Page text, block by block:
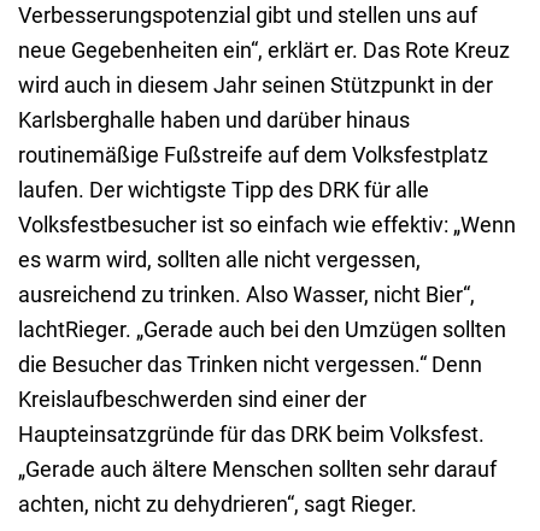
Verbesserungspotenzial gibt und stellen uns auf
neue Gegebenheiten ein“, erklärt er. Das Rote Kreuz
wird auch in diesem Jahr seinen Stützpunkt in der
Karlsberghalle haben und darüber hinaus
routinemäßige Fußstreife auf dem Volksfestplatz
laufen. Der wichtigste Tipp des DRK für alle
Volksfestbesucher ist so einfach wie effektiv: „Wenn
es warm wird, sollten alle nicht vergessen,
ausreichend zu trinken. Also Wasser, nicht Bier“,
lachtRieger. „Gerade auch bei den Umzügen sollten
die Besucher das Trinken nicht vergessen.“ Denn
Kreislaufbeschwerden sind einer der
Haupteinsatzgründe für das DRK beim Volksfest.
„Gerade auch ältere Menschen sollten sehr darauf
achten, nicht zu dehydrieren“, sagt Rieger.